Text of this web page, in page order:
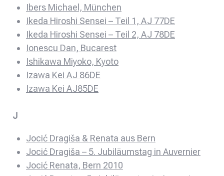
Ibers Michael, München
Ikeda Hiroshi Sensei – Teil 1, AJ 77DE
Ikeda Hiroshi Sensei – Teil 2, AJ 78DE
Ionescu Dan, Bucarest
Ishikawa Miyoko, Kyoto
Izawa Kei AJ 86DE
Izawa Kei AJ85DE
J
Jocić Dragiša & Renata aus Bern
Jocić Dragiša – 5. Jubiläumstag in Auvernier
Jocić Renata, Bern 2010